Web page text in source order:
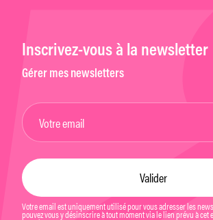
Inscrivez-vous à la newsletter
Gérer mes newsletters
Votre email est uniquement utilisé pour vous adresser les
pouvez vous y désinscrire à tout moment via le lien prévu à cet